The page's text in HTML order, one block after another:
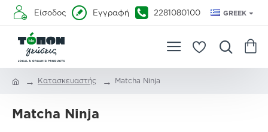
Είσοδος Εγγραφή 2281080100 GREEK
Κατασκευαστής Matcha Ninja
Matcha Ninja